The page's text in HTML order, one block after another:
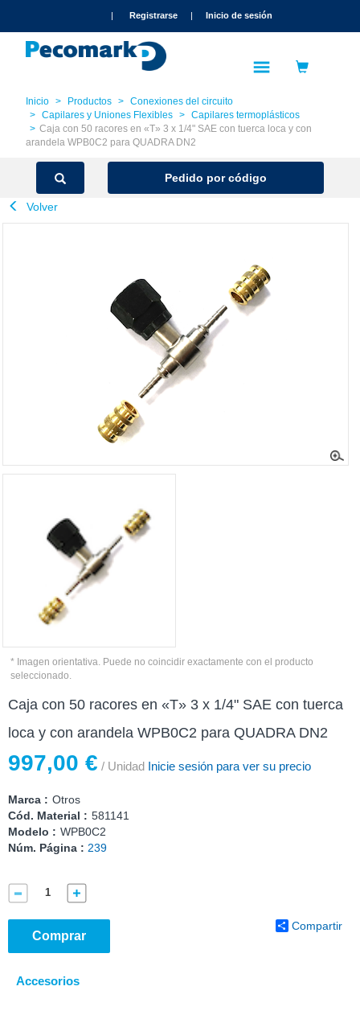
| Registrarse | Inicio de sesión
Inicio Productos
Conexiones del circuito
Capilares y Uniones Flexibles
Capilares termoplásticos
Caja con 50 racores en «T» 3 x 1/4" SAE con tuerca loca y con
arandela WPB0C2 para QUADRA DN2
Pedido por código
Volver
* Imagen orientativa. Puede no coincidir exactamente con el producto
seleccionado.
Caja con 50 racores en «T» 3 x 1/4" SAE con tuerca
loca y con arandela WPB0C2 para QUADRA DN2
997,00 € / Unidad Inicie sesión para ver su precio
Marca : Otros
Cód. Material : 581141
Modelo : WPB0C2
Núm. Página : 239
Comprar
Compartir
Accesorios